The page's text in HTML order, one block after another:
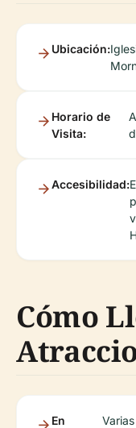
Ubicación:
Horario de
Visita:
Accesibilidad:
Cómo
En